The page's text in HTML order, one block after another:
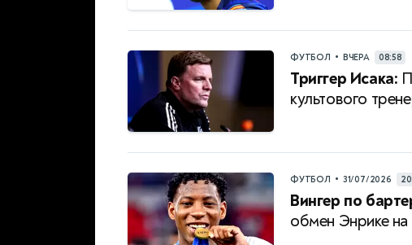
ФУТБОЛ • ВЧЕРА 08:58
Триггер Исака:
культового
ФУТБОЛ • 31/07/2026
Вингер по
обмен Энрике